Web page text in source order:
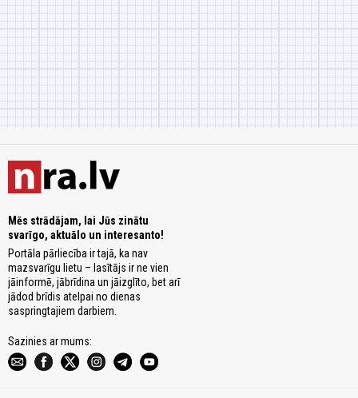
Mēs strādājam, lai Jūs zinātu
svarīgo, aktuālo un interesanto!
Portāla pārliecība ir tajā, ka nav
mazsvarīgu lietu – lasītājs ir ne vien
jāinformē, jābrīdina un jāizglīto, bet arī
jādod brīdis atelpai no dienas
saspringtajiem darbiem.
Sazinies ar mums: